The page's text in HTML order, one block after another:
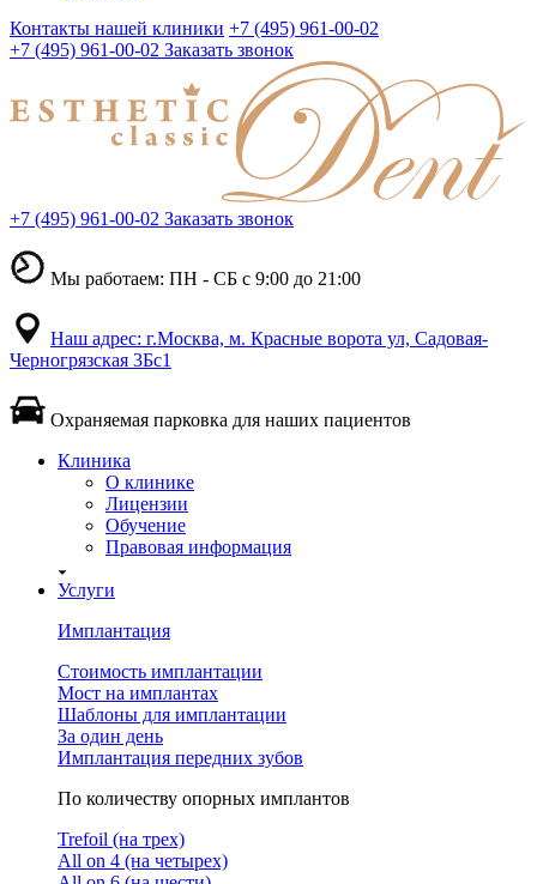
Контакты нашей клиники +7 (495) 961-00-02
+7 (495) 961-00-02 Заказать звонок
+7 (495) 961-00-02 Заказать звонок
Мы работаем: ПН - СБ с 9:00 до 21:00
Наш адрес: г.Москва, м. Красные ворота ул, Садовая-
Черногрязская 3Бс1
Охраняемая парковка для наших пациентов
Клиника
О клинике
Лицензии
Обучение
Правовая информация
Услуги
Имплантация
Стоимость имплантации
Мост на имплантах
Шаблоны для имплантации
За один день
Имплантация передних зубов
По количеству опорных имплантов
Trefoil (на трех)
All on 4 (на четырех)